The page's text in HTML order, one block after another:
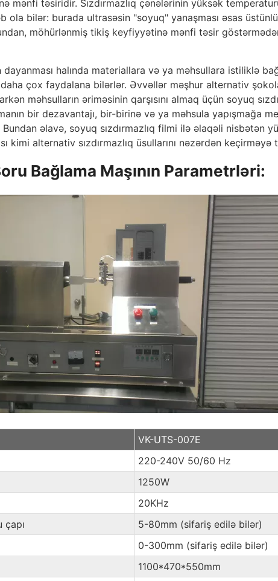
mənfi təsiridir. Sızdırmazlıq çənələrinin yüksək
ola bilər: burada ultrasəsin "soyuq" yanaşması əsas
möhürlənmiş tikiş keyfiyyətinə mənfi təsir
dayanması halında materiallara və ya məhsullara istiliklə
daha çox faydalana bilərlər. Əvvəllər məşhur alternativ
məhsulların əriməsinin qarşısını almaq üçün soyuq
bir dezavantajı, bir-birinə və ya məhsula yapışmağa
əlavə, soyuq sızdırmazlıq filmi ilə əlaqəli nisbətən
kimi alternativ sızdırmazlıq üsullarını nəzərdən keçirməyə
Bağlama Maşının Parametrləri:
VK-UTS-007E
220-240V 50/60 Hz
1250W
20KHz
çapı
5-80mm (sifariş edilə bilər)
0-300mm (sifariş edilə bilər)
1100*470*550mm